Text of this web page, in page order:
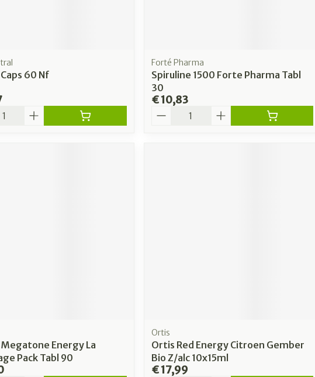
60 Nf
Forté Pharma
Spiruline 1500 Forte Pharma Tabl
30
€ 10,83
Energy La
Pack Tabl 90
Ortis
Ortis Red Energy Citroen Gember
Bio Z/alc 10x15ml
€ 17,99